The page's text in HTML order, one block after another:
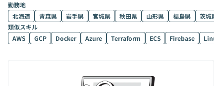
勤務地
北海道
青森県 岩手県 宮城県 秋田県 山形県 福島県
茨城県
類似スキル
AWS
GCP Docker Azure Terraform ECS Firebase Linux